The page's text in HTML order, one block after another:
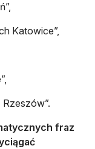
Katowice”,
fraz